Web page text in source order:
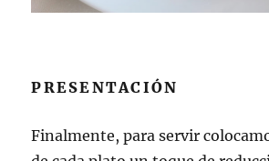
PRESENTACIÓN
Finalmente, para servir